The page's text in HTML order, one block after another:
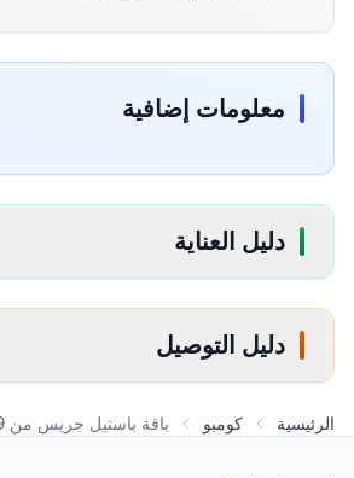
معلومات إضافية
دليل العناية
دليل التوصيل
الرئيسية كومبو باقة باستيل جريس من 9 ورود مع شوكولاتة